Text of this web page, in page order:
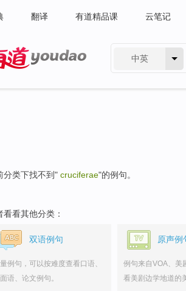
翻译 有道精品课 云笔记
中英
分类下找不到" cruciferae"的例句。
看看其他分类：
双语例句
例句，可以按难度查看口语、
语、论文例句。
原声例
例句来自VOA、美
看美剧边学地道的